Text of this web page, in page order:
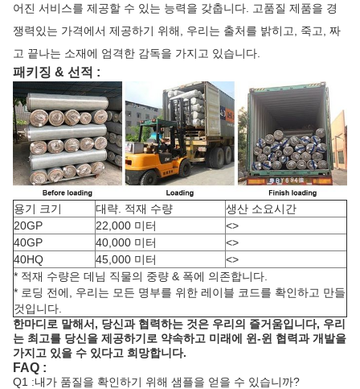
어진 서비스를 제공할 수 있는 능력을 갖춥니다. 고품질 제품을 경
쟁력있는 가격에서 제공하기 위해, 우리는 출처를 밝히고, 죽고, 짜
고 끝나는 소재에 엄격한 감독을 가지고 있습니다.
패키징 & 선적 :
용기 크기 대략. 적재 수량
생산 소요시간
20GP
22,000 미터
<>
40GP
40,000 미터
<>
40HQ
45,000 미터
<>
* 적재 수량은 데님 직물의 중량 & 폭에 의존합니다.
* 로딩 전에, 우리는 모든 명부를 위한 레이블 코드를 확인하고 만들
것입니다.
한마디로 말해서, 당신과 협력하는 것은 우리의 즐거움입니다, 우리
는 최고를 당신을 제공하기로 약속하고 미래에 윈-윈 협력과 개발을
가지고 있을 수 있다고 희망합니다.
FAQ :
Q1 :내가 품질을 확인하기 위해 샘플을 얻을 수 있습니까?